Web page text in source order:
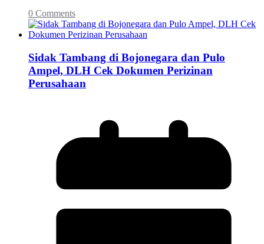
0 Comments
Sidak Tambang di Bojonegara dan Pulo
Ampel, DLH Cek Dokumen Perizinan
Perusahaan